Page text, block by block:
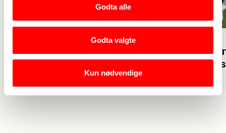
Godta alle
Godta valgte
Kun nødvendige
Glad for at flere vil bli
barnehagelærer